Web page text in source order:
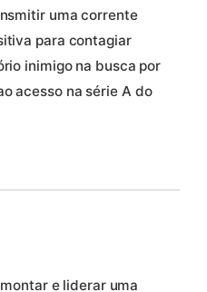
uma corrente
para contagiar
inimigo na busca por
acesso na série A do
e liderar uma